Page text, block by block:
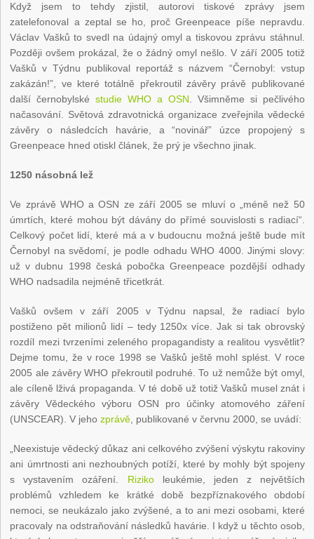
Když jsem to tehdy zjistil, autorovi tiskové zprávy jsem
zatelefonoval a zeptal se ho, proč Greenpeace píše nepravdu.
Václav Vašků to svedl na údajný omyl a tiskovou zprávu stáhnul.
Později ovšem prokázal, že o žádný omyl nešlo. V září 2005 totiž
Vašků v Týdnu publikoval reportáž s názvem “Černobyl: vstup
zakázán!”, ve které totálně překroutil závěry právě publikované
další černobylskéstudie WHO a OSN. Všimněme si pečlivého
načasování. Světová zdravotnická organizace zveřejnila vědecké
závěry o následcích havárie, a “novinář” úzce propojený s
Greenpeace hned otiskl článek, že prý je všechno jinak.
1250 násobná lež
Ve zprávě WHO a OSN ze září 2005 se mluví o „méně než 50
úmrtích, které mohou být dávány do přímé souvislosti s radiací“.
Celkový počet lidí, které má a v budoucnu možná ještě bude mít
Černobyl na svědomí, je podle odhadu WHO 4000. Jinými slovy:
už v dubnu 1998 česká pobočka Greenpeace pozdější odhady
WHO nadsadila nejméně třicetkrát.
Vašků ovšem v září 2005 v Týdnu napsal, že radiací bylo
postiženo pět milionů lidí – tedy 1250x více. Jak si tak obrovský
rozdíl mezi tvrzeními zeleného propagandisty a realitou vysvětlit?
Dejme tomu, že v roce 1998 se Vašků ještě mohl splést. V roce
2005 ale závěry WHO překroutil podruhé. To už nemůže být omyl,
ale cíleně lživá propaganda. V té době už totiž Vašků musel znát i
závěry Vědeckého výboru OSN pro účinky atomového záření
(UNSCEAR). V jehozprávě, publikované v červnu 2000, se uvádí:
„Neexistuje vědecký důkaz ani celkového zvýšení výskytu rakoviny
ani úmrtnosti ani nezhoubných potíží, které by mohly být spojeny
s vystavením ozáření. Rizikoleukémie, jeden z největších
problémů vzhledem ke krátké době bezpříznakového období
nemoci, se neukázalo jako zvýšené, a to ani mezi osobami, které
pracovaly na odstraňování následků havárie. I když u těchto osob,